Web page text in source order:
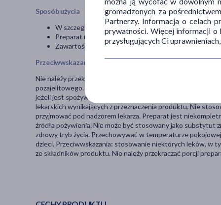
Sposób użycia
W szczególnych przypadkach lekarz może zalecić inny
Preparat należy przyjąć po posiłku połykając
Zawartość kapsułki można dodać do posiłku lub
Przeciwwskazania i środki ostrożności
Nie należy przekraczać zalecanej dziennej porcji do
pozajelitowego. Preparat nie jest przeznaczony dla dzieci
jeżeli jest spożywany przez osoby, u których nie
lekarskich wynikających z przeznaczenia produktu. Nie
przyjmować pod nadzorem lekarza. Preparat jest
źródła pożywienia. Nie może być stosowany jako substytut
zdrowy tryb życia. Przechowywać w temperaturze
dzieci. Przeciwwskazania: stosowanie niektórych leków, w
ze składników produktu. Nie należy przekraczać porcji
gromadzonych za
Partnerzy. Informacja o celach
prywatności. Więcej informacji o
przysługujących Ci